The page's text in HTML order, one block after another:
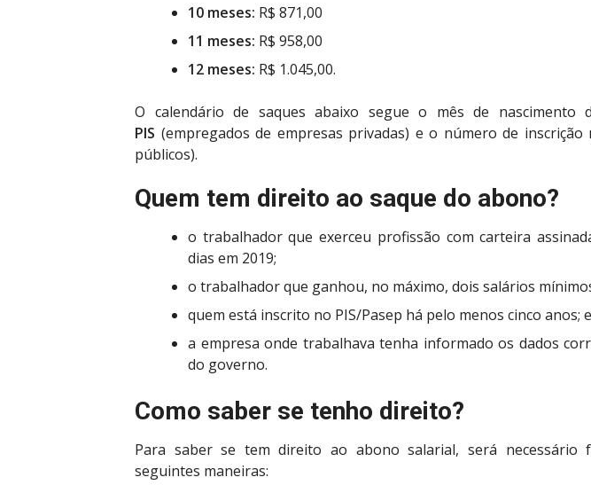
10 meses: R$ 871,00
11 meses: R$ 958,00
12 meses: R$ 1.045,00.
O calendário de saques abaixo segue o mês de nascimento
PIS (empregados de empresas privadas) e o número de inscrição
públicos).
Quem tem direito ao saque do abono?
o trabalhador que exerceu profissão com carteira
dias em 2019;
o trabalhador que ganhou, no máximo, dois salários
quem está inscrito no PIS/Pasep há pelo menos cinco anos; e
a empresa onde trabalhava tenha informado os dados
do governo.
Como saber se tenho direito?
Para saber se tem direito ao abono salarial, será necessário
seguintes maneiras: